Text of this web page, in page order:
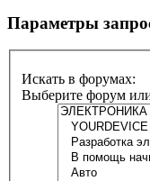
Параметры
Искать в форумах:
Выберите форум